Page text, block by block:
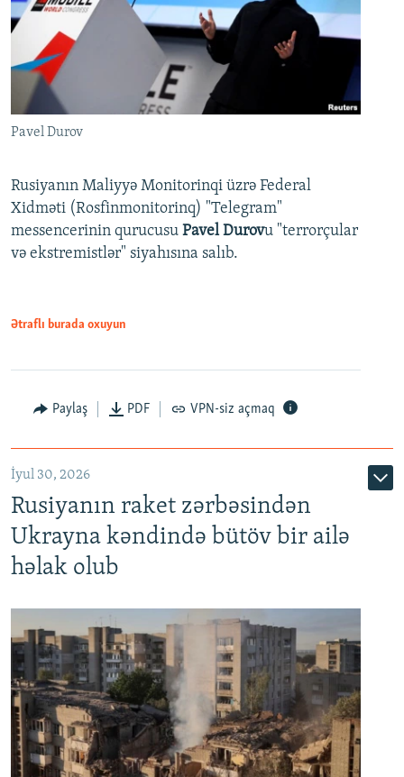
Pavel Durov
Rusiyanın Maliyyə Monitorinqi üzrə Federal
Xidməti (Rosfinmonitorinq) "Telegram"
messencerinin qurucusu Pavel Durovu "terrorçular
və ekstremistlər" siyahısına salıb.
Ətraflı burada oxuyun
Paylaş PDF VPN-siz açmaq
İyul 30, 2026
Rusiyanın raket zərbəsindən
Ukrayna kəndində bütöv bir ailə
həlak olub